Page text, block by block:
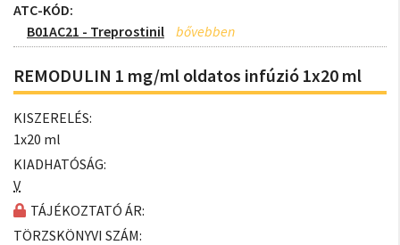
ATC-KÓD:
B01AC21 - Treprostinil
REMODULIN 1 mg/ml oldatos infúzió 1x20 ml
KISZERELÉS:
1x20 ml
KIADHATÓSÁG:
V
TÁJÉKOZTATÓ ÁR:
TÖRZSKÖNYVI SZÁM: